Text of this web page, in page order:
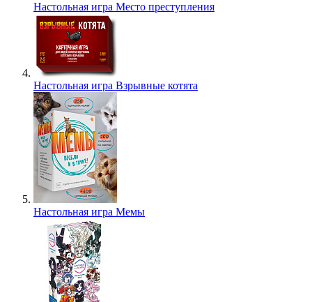
Настольная игра Место преступления
Настольная игра Взрывные котята
Настольная игра Мемы